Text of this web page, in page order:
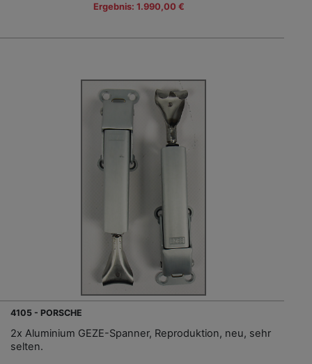
Ergebnis: 1.990,00 €
4105 - PORSCHE
2x Aluminium GEZE-Spanner, Reproduktion, neu, sehr
selten.